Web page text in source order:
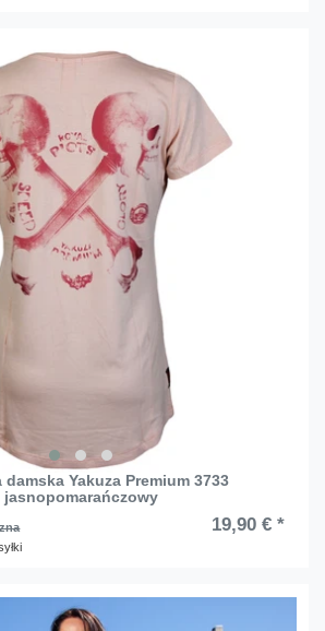
damska Yakuza Premium 3733
jasnopomarańczowy
19,90 € *